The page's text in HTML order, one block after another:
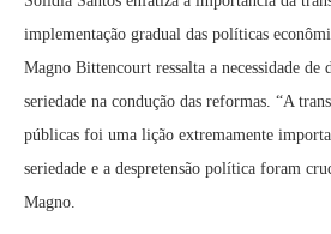
implementação gradual das políticas
Magno Bittencourt ressalta a necessidade de
seriedade na condução das reformas. “A
públicas foi uma lição extremamente
seriedade e a despretensão política foram
Magno.